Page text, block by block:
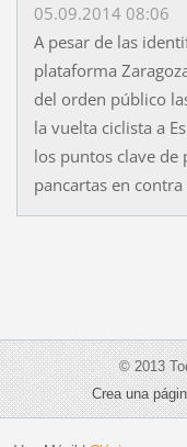
05.09.2014 08:06
A pesar de las
plataforma
del orden público
la vuelta ciclista a
los puntos clave de
pancartas en contra
© 2013
Crea una